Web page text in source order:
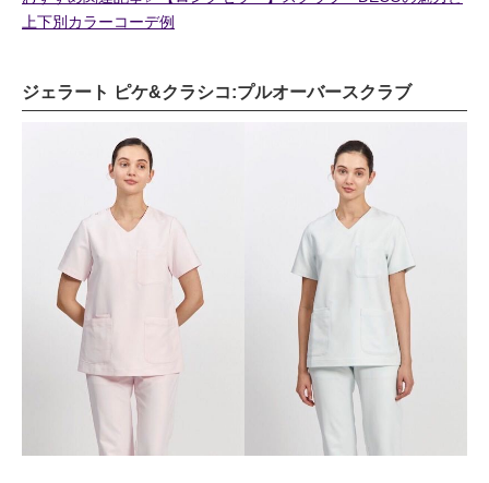
上下別カラーコーデ例
ジェラート ピケ&クラシコ:プルオーバースクラブ